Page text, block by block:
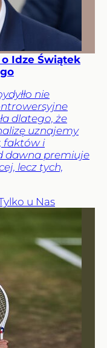
o Idze Świątek
nie
dlatego, że
uznajemy
faktów i
dawna premiuje
lecz tych,
u Nas